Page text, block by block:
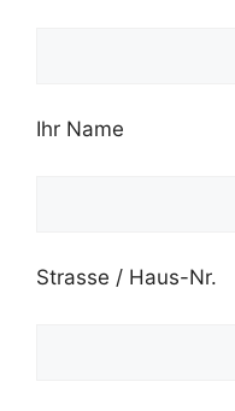
Ihr Name
Strasse / Haus-Nr.